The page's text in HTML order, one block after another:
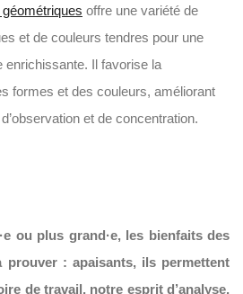
offre une variété de
et de couleurs tendres pour une
enrichissante. Il favorise la
formes et des couleurs, améliorant
et de concentration.
ou plus grand·e, les bienfaits des
prouver : apaisants, ils permettent
de travail, notre esprit d’analyse,